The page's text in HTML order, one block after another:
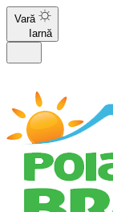
Vară
Iarnă